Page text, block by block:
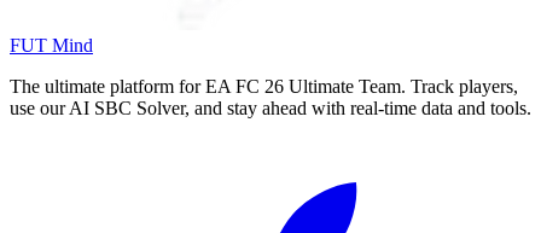
FUT Mind
The ultimate platform for EA FC 26 Ultimate Team. Track players,
use our AI SBC Solver, and stay ahead with real-time data and tools.